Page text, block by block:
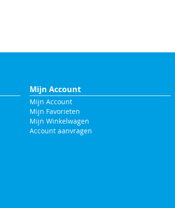
Mijn Account
Mijn Account
Mijn Favorieten
Mijn Winkelwagen
Account aanvragen